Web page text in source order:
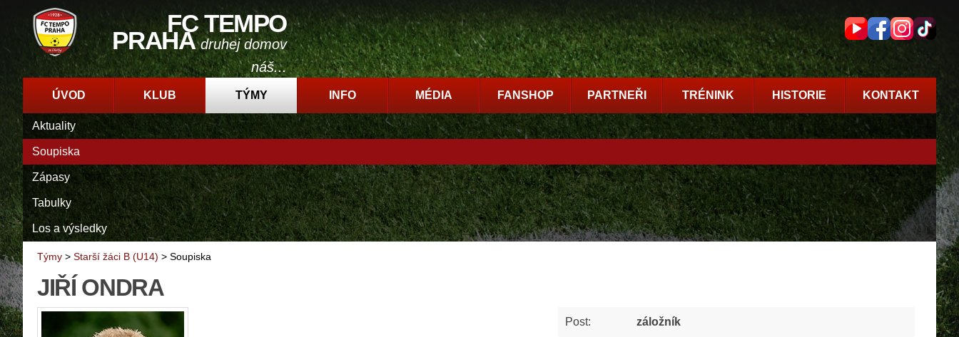
FC TEMPO
PRAHAdruhej domov
náš...
ÚVOD KLUB TÝMY INFO MÉDIA FANSHOP PARTNEŘI TRÉNINK HISTORIE KONTAKT
Aktuality
Soupiska
Zápasy
Tabulky
Los a výsledky
Týmy > Starší žáci B (U14) > Soupiska
JIŘÍ ONDRA
Post: záložník